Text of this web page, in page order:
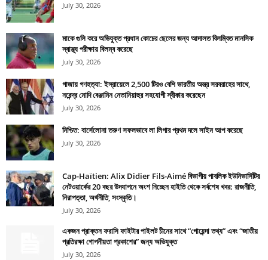
July 30, 2026
মাকে গুলি করে অভিযুক্ত প্রধান কোচের ছেলের জন্য আদালত বিলম্বিত মানসিক
স্বাস্থ্য পরীক্ষায় বিলম্ব করেছে
July 30, 2026
গাজায় গণহত্যা: ইস্রায়েলে 2,500 টিরও বেশি ভারতীয় অস্ত্র সরবরাহের সাথে,
নরেন্দ্র মোদি বেঞ্জামিন নেতানিয়াহুর সহযোগী স্বীকার করেছেন
July 30, 2026
নিশ্চিত: বার্সেলোনা তরুণ সফলভাবে লা লিগার প্রথম দলে সাইন আপ করেছে
July 30, 2026
Cap-Haïtien: Alix Didier Fils-Aimé বিভাগীয় পাবলিক ইউনিভার্সিটির
নেটওয়ার্কের 20 বছর উদযাপনে অংশ নিচ্ছেন হাইতি থেকে সর্বশেষ খবর: রাজনীতি,
নিরাপত্তা, অর্থনীতি, সংস্কৃতি।
July 30, 2026
একজন প্রাক্তন ফরাসি ফাইটার পাইলট চীনের সাথে “গোয়েন্দা তথ্য” এবং “জাতীয়
প্রতিরক্ষা গোপনীয়তা প্রকাশের” জন্য অভিযুক্ত
July 30, 2026